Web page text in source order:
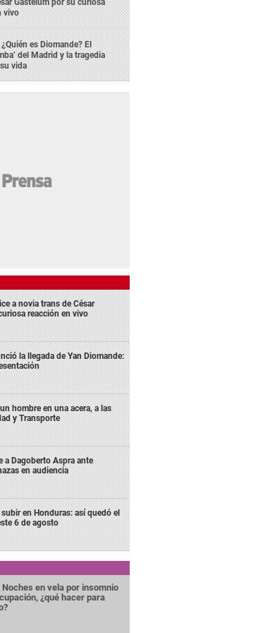
Gastélum por su curiosa
vivo
¿Quién es Diomande? El
del Madrid y la tragedia
vida
a novia trans de César
reacción en vivo
la llegada de Yan Diomande:
hombre en una acera, a las
y Transporte
a Dagoberto Aspra ante
en audiencia
en Honduras: así quedó el
6 de agosto
Noches en vela por insomnio
¿qué hacer para